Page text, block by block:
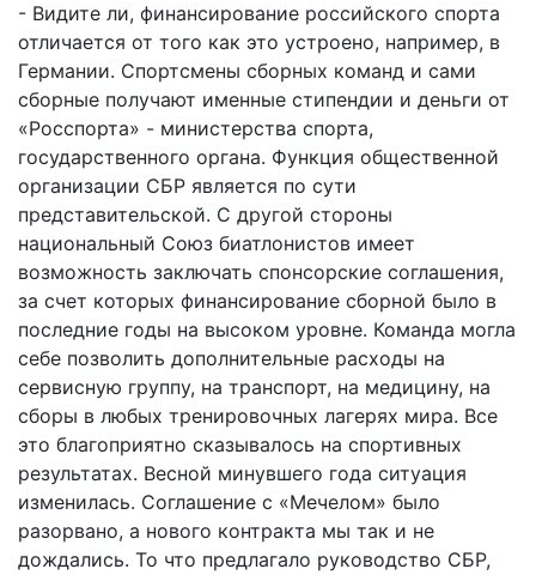
- Видите ли, финансирование российского спорта
отличается от того как это устроено, например, в
Германии. Спортсмены сборных команд и сами
сборные получают именные стипендии и деньги от
«Росспорта» - министерства спорта,
государственного органа. Функция общественной
организации СБР является по сути
представительской. С другой стороны
национальный Союз биатлонистов имеет
возможность заключать спонсорские соглашения,
за счет которых финансирование сборной было в
последние годы на высоком уровне. Команда могла
себе позволить дополнительные расходы на
сервисную группу, на транспорт, на медицину, на
сборы в любых тренировочных лагерях мира. Все
это благоприятно сказывалось на спортивных
результатах. Весной минувшего года ситуация
изменилась. Соглашение с «Мечелом» было
разорвано, а нового контракта мы так и не
дождались. То что предлагало руководство СБР,